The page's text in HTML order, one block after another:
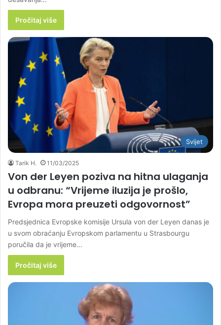
Pročitaj više
Svijet
Tarik H. 11/03/2025
Von der Leyen poziva na hitna ulaganja
u odbranu: “Vrijeme iluzija je prošlo,
Evropa mora preuzeti odgovornost”
Predsjednica Evropske komisije Ursula von der Leyen danas je
u svom obraćanju Evropskom parlamentu u Strasbourgu
poručila da je vrijeme…
Pročitaj više